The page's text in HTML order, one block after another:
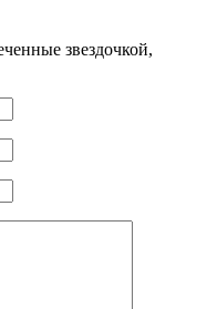
звездочкой,